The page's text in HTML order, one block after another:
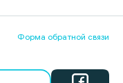
Форма обратной связи